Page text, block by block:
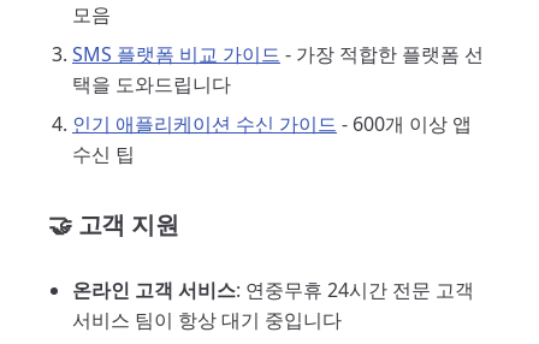
모음
SMS 플랫폼 비교 가이드 - 가장 적합한 플랫폼 선
택을 도와드립니다
인기 애플리케이션 수신 가이드 - 600개 이상 앱
수신 팁
🤝 고객 지원
온라인 고객 서비스: 연중무휴 24시간 전문 고객
서비스 팀이 항상 대기 중입니다